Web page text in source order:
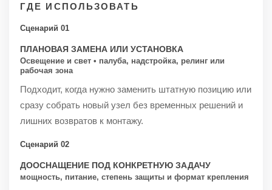
ГДЕ ИСПОЛЬЗОВАТЬ
Сценарий 01
ПЛАНОВАЯ ЗАМЕНА ИЛИ УСТАНОВКА
Освещение и свет • палуба, надстройка, релинг или
рабочая зона
Подходит, когда нужно заменить штатную позицию или
сразу собрать новый узел без временных решений и
лишних возвратов к монтажу.
Сценарий 02
ДООСНАЩЕНИЕ ПОД КОНКРЕТНУЮ ЗАДАЧУ
мощность, питание, степень защиты и формат крепления